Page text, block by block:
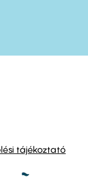
tájékoztató